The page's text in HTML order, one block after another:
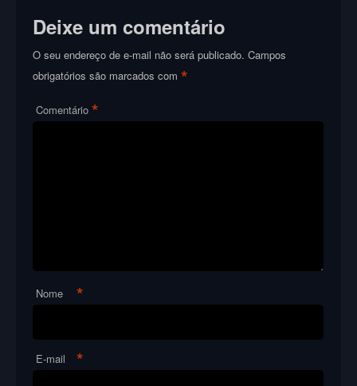
Deixe um comentário
O seu endereço de e-mail não será publicado. Campos
obrigatórios são marcados com*
Comentário *
Nome *
E-mail *